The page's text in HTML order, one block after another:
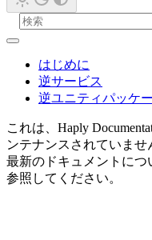
はじめに
逆サービス
逆ユニティパッケ
これは、Haply
ンテナンスされていませ
最新のドキュメントにつ
参照してください。